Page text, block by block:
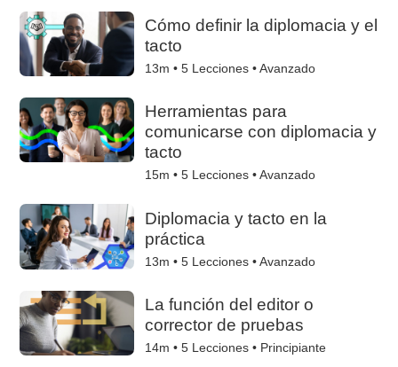
Cómo definir la diplomacia y el
tacto
13m •5 Lecciones • Avanzado
Herramientas para
comunicarse con diplomacia y
tacto
15m •5 Lecciones • Avanzado
Diplomacia y tacto en la
práctica
13m •5 Lecciones • Avanzado
La función del editor o
corrector de pruebas
14m •5 Lecciones • Principiante